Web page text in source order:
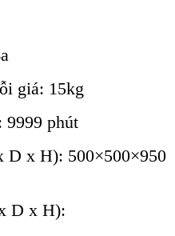
giá: 15kg
9999 phút
x H): 500×500×950
D x H):